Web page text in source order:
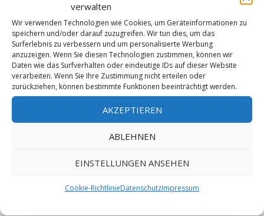
verwalten
Wir verwenden Technologien wie Cookies, um Geräteinformationen zu
speichern und/oder darauf zuzugreifen. Wir tun dies, um das
Surferlebnis zu verbessern und um personalisierte Werbung
anzuzeigen. Wenn Sie diesen Technologien zustimmen, können wir
Daten wie das Surfverhalten oder eindeutige IDs auf dieser Website
verarbeiten. Wenn Sie Ihre Zustimmung nicht erteilen oder
zurückziehen, können bestimmte Funktionen beeinträchtigt werden.
AKZEPTIEREN
ABLEHNEN
EINSTELLUNGEN ANSEHEN
Cookie-RichtlinieDatenschutzImpressum
HINTERLASSE EINE ANTWORT
Deine E-Mail-Adresse wird nicht
veröffentlicht.Erforderliche Felder